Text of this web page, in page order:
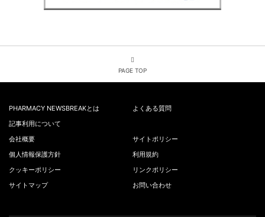
PAGE TOP
PHARMACY NEWSBREAKとは
よくある質問
記事利用について
会社概要
サイトポリシー
個人情報保護方針
利用規約
クッキーポリシー
リンクポリシー
サイトマップ
お問い合わせ